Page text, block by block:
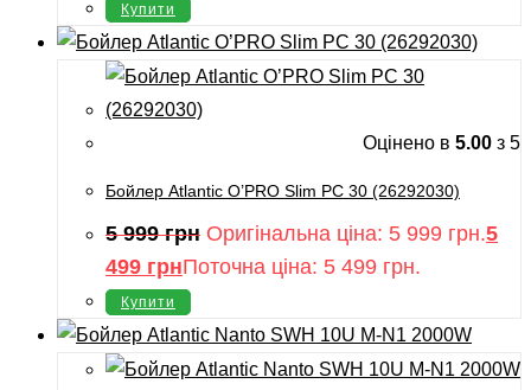
Купити
Оцінено в 5.00 з 5
Бойлер Atlantic O’PRO Slim PC 30 (26292030)
5 999грн Оригінальна ціна: 5 999 грн.5
499 грнПоточна ціна: 5 499 грн.
Купити